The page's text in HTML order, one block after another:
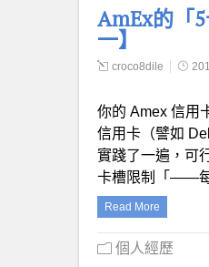
AmEx的「
一】
croco8dile
你的 Amex 信用
信用卡（譬如
實踐了一遍，可
卡槽限制「——
Read More
個人經歷